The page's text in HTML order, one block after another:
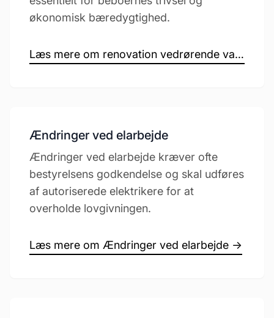
økonomisk bæredygtighed.
Læs mere om renovation vedrørende vand →
Ændringer ved elarbejde
Ændringer ved elarbejde kræver ofte
bestyrelsens godkendelse og skal udføres
af autoriserede elektrikere for at
overholde lovgivningen.
Læs mere om Ændringer ved elarbejde →